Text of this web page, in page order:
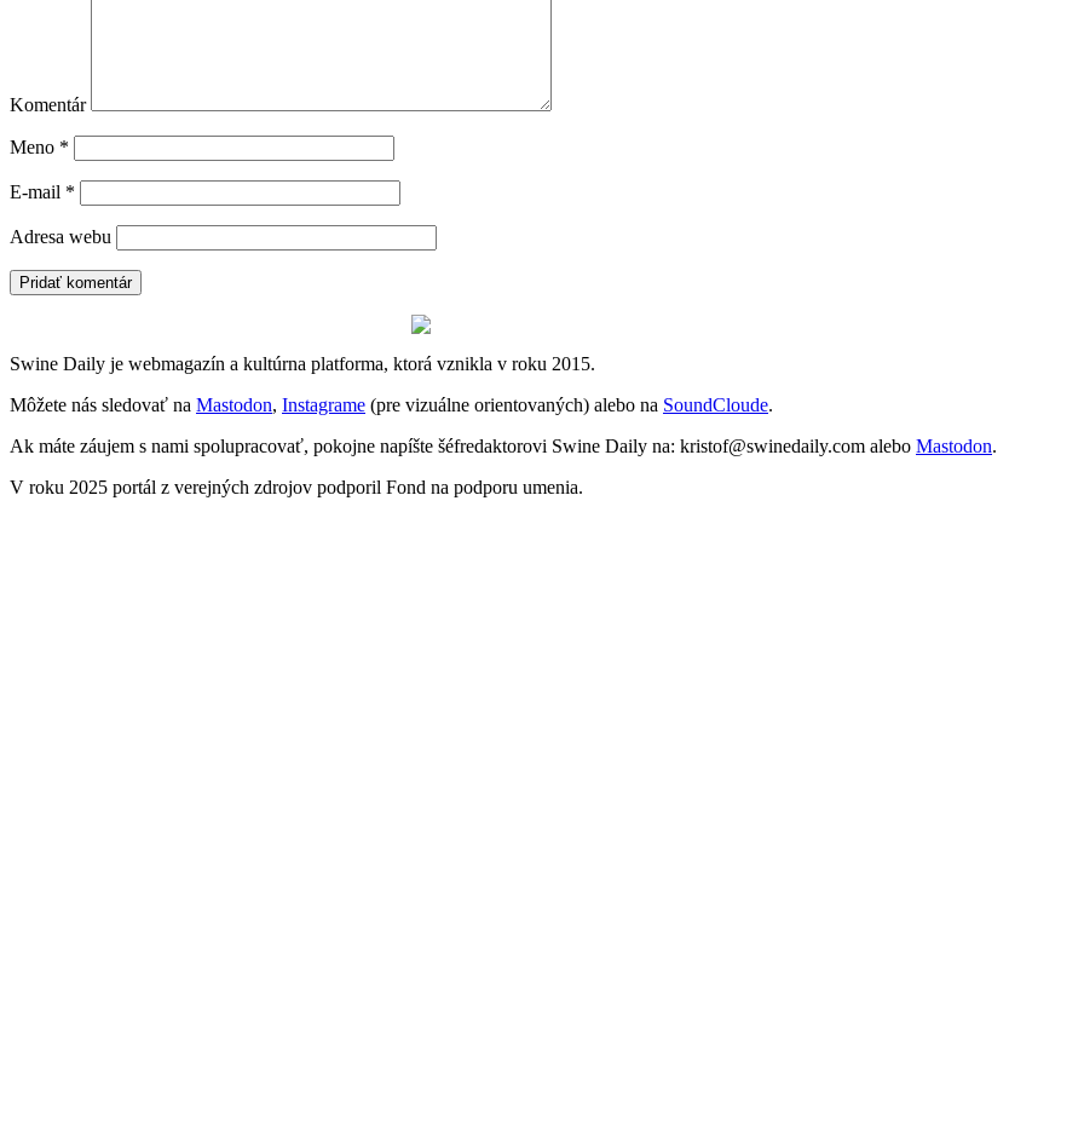
Komentár
Meno *
E-mail *
Adresa webu
Swine Daily je webmagazín a kultúrna platforma, ktorá vznikla v roku 2015.
Môžete nás sledovať na Mastodon, Instagrame (pre vizuálne orientovaných) alebo na SoundCloude.
Ak máte záujem s nami spolupracovať, pokojne napíšte šéfredaktorovi Swine Daily na: kristof@swinedaily.com alebo Mastodon.
V roku 2025 portál z verejných zdrojov podporil Fond na podporu umenia.